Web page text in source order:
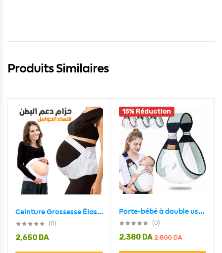
Produits Similaires
Ceinture Grossesse Élastique et Confortable
(0)
2,650 DA
15% Réduction
Porte-bébé à double usage pour nouveau-né 0-36M en tissu maillé
(0)
2,800DA
2,380 DA